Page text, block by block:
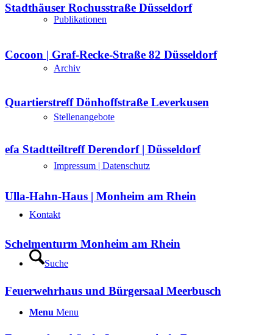
Publikationen
Archiv
Stellenangebote
Impressum | Datenschutz
Kontakt
Suche
Menu Menu
Stadthäuser Rochusstraße Düsseldorf
Cocoon | Graf-Recke-Straße 82 Düsseldorf
Quartierstreff Dönhoffstraße Leverkusen
efa Stadtteiltreff Derendorf | Düsseldorf
Ulla-Hahn-Haus | Monheim am Rhein
Schelmenturm Monheim am Rhein
Feuerwehrhaus und Bürgersaal Meerbusch